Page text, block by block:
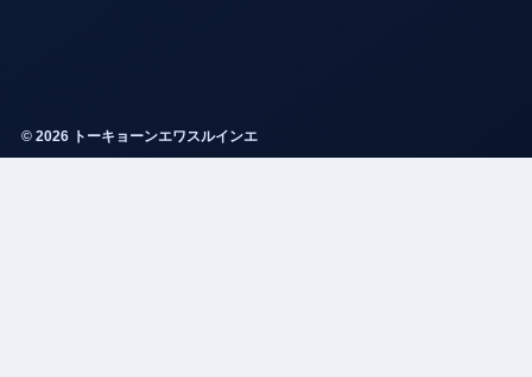
© 2026 トーキョーンエワスルインエ